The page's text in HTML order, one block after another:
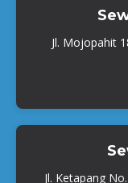
Jl. Mojopahit
Jl. Ketapang